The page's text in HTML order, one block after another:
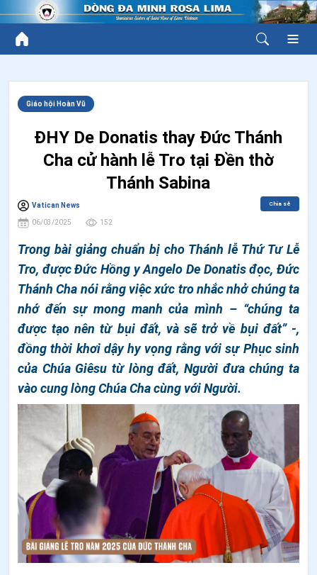
Giáo hội Hoàn Vũ
ĐHY De Donatis thay Đức Thánh
Cha cử hành lễ Tro tại Đền thờ
Thánh Sabina
Vatican News
06/03/2025 152
Chia sẻ
Trong bài giảng chuẩn bị cho Thánh lễ Thứ Tư Lễ
Tro, được Đức Hồng y Angelo De Donatis đọc, Đức
Thánh Cha nói rằng việc xức tro nhắc nhở chúng ta
nhớ đến sự mong manh của mình – “chúng ta
được tạo nên từ bụi đất, và sẽ trở về bụi đất” -,
đồng thời khơi dậy hy vọng rằng với sự Phục sinh
của Chúa Giêsu từ lòng đất, Người đưa chúng ta
vào cung lòng Chúa Cha cùng với Người.